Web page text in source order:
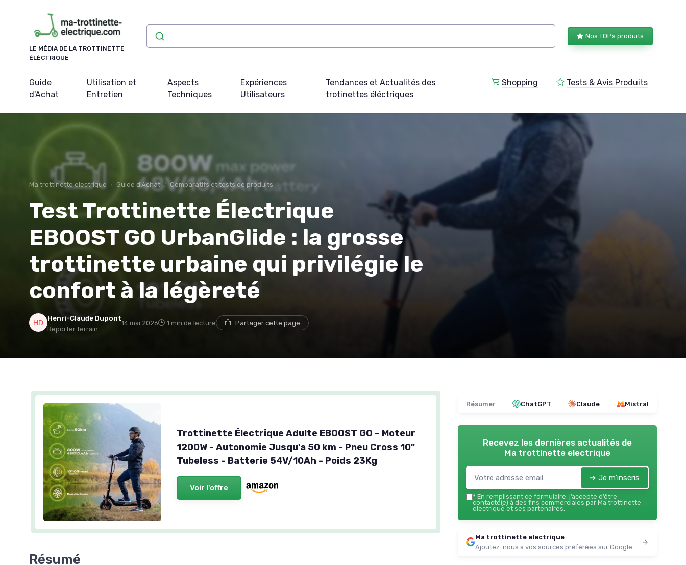
LE MÉDIA DE LA TROTTINETTE
ÉLÉCTRIQUE
Nos TOPs produits
Guide
d'Achat
Utilisation et
Entretien
Aspects
Techniques
Expériences
Utilisateurs
Tendances et Actualités des
trotinettes éléctriques
Shopping Tests & Avis Produits
Ma trottinette electrique Guide d'Achat Comparatifs et tests de produits
Test Trottinette Électrique
EBOOST GO UrbanGlide : la grosse
trottinette urbaine qui privilégie le
confort à la légèreté
Henri-Claude Dupont
Reporter terrain
14 mai 2026 1 min de lecture Partager cette page
Trottinette Électrique Adulte EBOOST GO – Moteur
1200W - Autonomie Jusqu'a 50 km - Pneu Cross 10"
Tubeless - Batterie 54V/10Ah - Poids 23Kg
Voir l'offre
Résumé
Résumer ChatGPT Claude Mistral
Recevez les dernières actualités de
Ma trottinette electrique
➔ Je m'inscris
* En remplissant ce formulaire, j’accepte d’être
contacté(e) à des fins commerciales par Ma trottinette
electrique et ses partenaires.
Ma trottinette electrique
Ajoutez-nous à vos sources préférées sur Google